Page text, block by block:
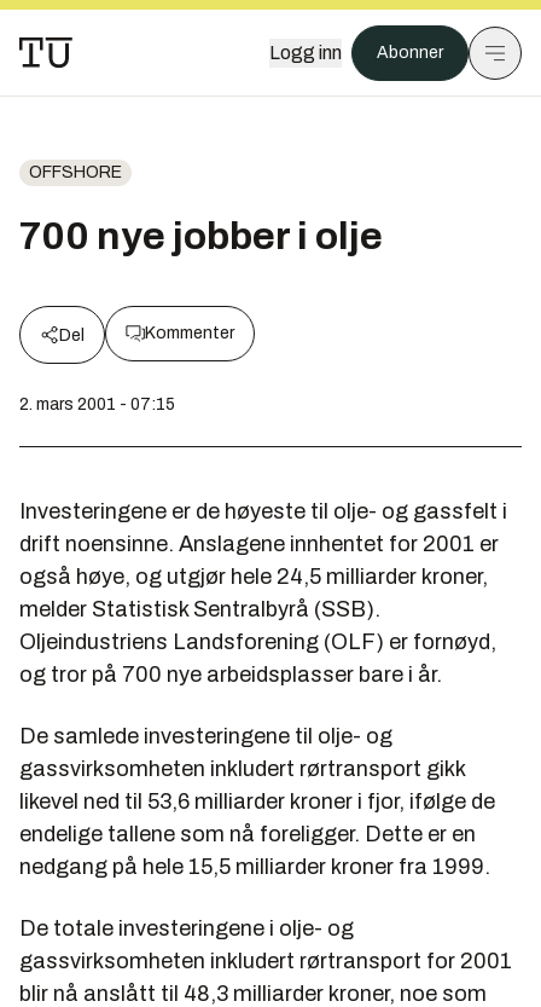
Logg inn Abonner
OFFSHORE
700 nye jobber i olje
Del Kommenter
2. mars 2001 - 07:15
Investeringene er de høyeste til olje- og gassfelt i
drift noensinne. Anslagene innhentet for 2001 er
også høye, og utgjør hele 24,5 milliarder kroner,
melder Statistisk Sentralbyrå (SSB).
Oljeindustriens Landsforening (OLF) er fornøyd,
og tror på 700 nye arbeidsplasser bare i år.
De samlede investeringene til olje- og
gassvirksomheten inkludert rørtransport gikk
likevel ned til 53,6 milliarder kroner i fjor, ifølge de
endelige tallene som nå foreligger. Dette er en
nedgang på hele 15,5 milliarder kroner fra 1999.
De totale investeringene i olje- og
gassvirksomheten inkludert rørtransport for 2001
blir nå anslått til 48,3 milliarder kroner, noe som